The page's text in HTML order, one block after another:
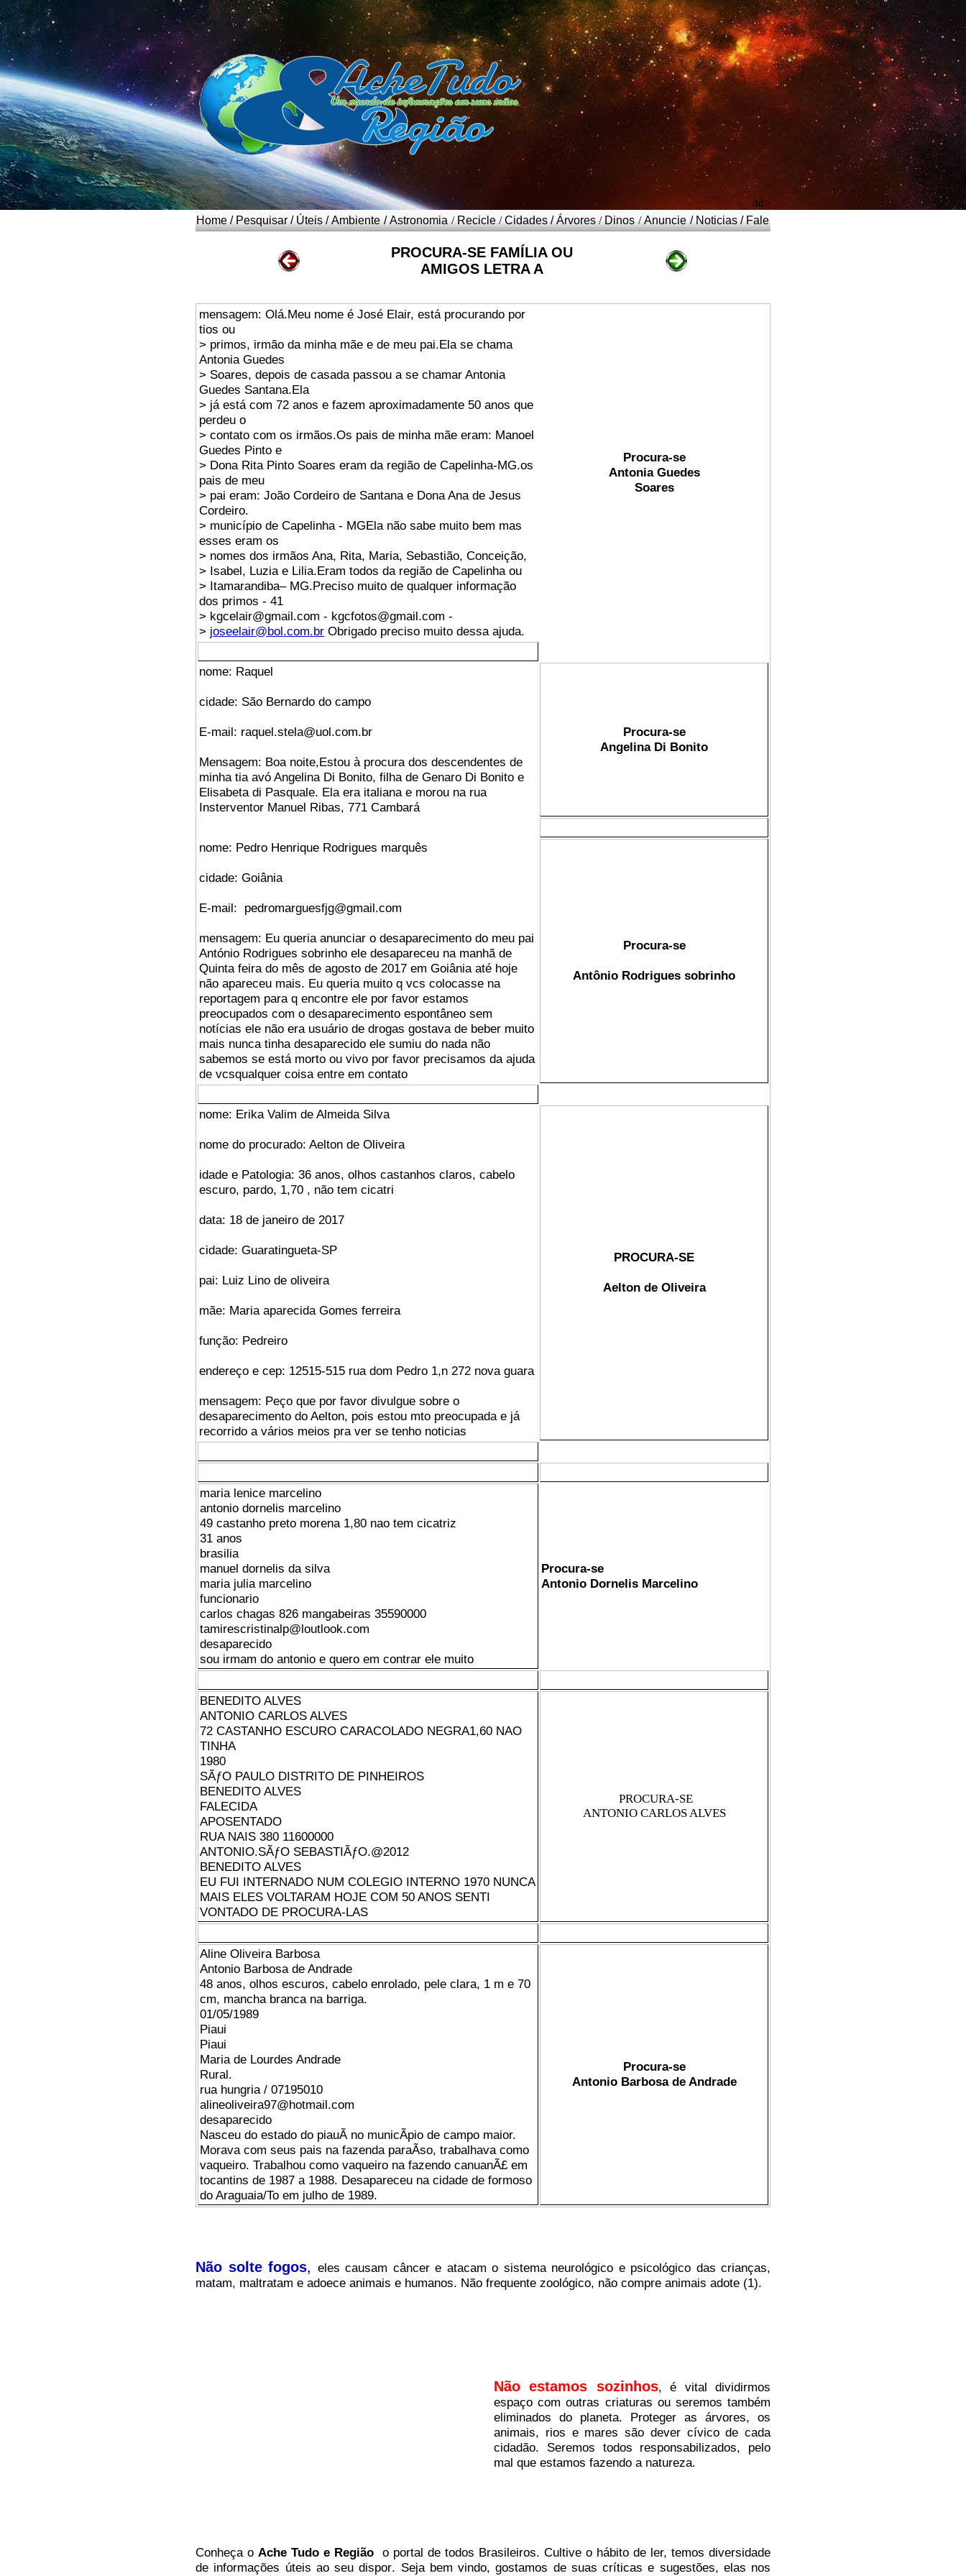
/td>
Home / Pesquisar / Úteis /Ambiente /Astronomia / Recicle /Cidades /Árvores / Dinos /Anuncie / Noticias / Fale
PROCURA-SE FAMÍLIA OU
AMIGOS LETRA A
mensagem: Olá.Meu nome é José Elair, está procurando por
tios ou
> primos, irmão da minha mãe e de meu pai.Ela se chama
Antonia Guedes
> Soares, depois de casada passou a se chamar Antonia
Guedes Santana.Ela
> já está com 72 anos e fazem aproximadamente 50 anos que
perdeu o
> contato com os irmãos.Os pais de minha mãe eram: Manoel
Guedes Pinto e
> Dona Rita Pinto Soares eram da região de Capelinha-MG.os
pais de meu
> pai eram: João Cordeiro de Santana e Dona Ana de Jesus
Cordeiro.
> município de Capelinha - MGEla não sabe muito bem mas
esses eram os
> nomes dos irmãos Ana, Rita, Maria, Sebastião, Conceição,
> Isabel, Luzia e Lilia.Eram todos da região de Capelinha ou
> Itamarandiba– MG.Preciso muito de qualquer informação
dos primos - 41
> kgcelair@gmail.com - kgcfotos@gmail.com -
> joseelair@bol.com.br Obrigado preciso muito dessa ajuda.
Procura-se
Antonia Guedes
Soares
nome: Raquel
cidade: São Bernardo do campo
E-mail: raquel.stela@uol.com.br
Mensagem: Boa noite,Estou à procura dos descendentes de
minha tia avó Angelina Di Bonito, filha de Genaro Di Bonito e
Elisabeta di Pasquale. Ela era italiana e morou na rua
Insterventor Manuel Ribas, 771 Cambará
Procura-se
Angelina Di Bonito
nome: Pedro Henrique Rodrigues marquês
cidade: Goiânia
E-mail: pedromarguesfjg@gmail.com
mensagem: Eu queria anunciar o desaparecimento do meu pai
António Rodrigues sobrinho ele desapareceu na manhã de
Quinta feira do mês de agosto de 2017 em Goiânia até hoje
não apareceu mais. Eu queria muito q vcs colocasse na
reportagem para q encontre ele por favor estamos
preocupados com o desaparecimento espontâneo sem
notícias ele não era usuário de drogas gostava de beber muito
mais nunca tinha desaparecido ele sumiu do nada não
sabemos se está morto ou vivo por favor precisamos da ajuda
de vcsqualquer coisa entre em contato
Procura-se
Antônio Rodrigues sobrinho
nome: Erika Valim de Almeida Silva
nome do procurado: Aelton de Oliveira
idade e Patologia: 36 anos, olhos castanhos claros, cabelo
escuro, pardo, 1,70 , não tem cicatri
data: 18 de janeiro de 2017
cidade: Guaratingueta-SP
pai: Luiz Lino de oliveira
mãe: Maria aparecida Gomes ferreira
função: Pedreiro
endereço e cep: 12515-515 rua dom Pedro 1,n 272 nova guara
mensagem: Peço que por favor divulgue sobre o
desaparecimento do Aelton, pois estou mto preocupada e já
recorrido a vários meios pra ver se tenho noticias
PROCURA-SE
Aelton de Oliveira
maria lenice marcelino
antonio dornelis marcelino
49 castanho preto morena 1,80 nao tem cicatriz
31 anos
brasilia
manuel dornelis da silva
maria julia marcelino
funcionario
carlos chagas 826 mangabeiras 35590000
tamirescristinalp@loutlook.com
desaparecido
sou irmam do antonio e quero em contrar ele muito
Procura-se
Antonio Dornelis Marcelino
BENEDITO ALVES
ANTONIO CARLOS ALVES
72 CASTANHO ESCURO CARACOLADO NEGRA1,60 NAO
TINHA
1980
SÃƒO PAULO DISTRITO DE PINHEIROS
BENEDITO ALVES
FALECIDA
APOSENTADO
RUA NAIS 380 11600000
ANTONIO.SÃƒO SEBASTIÃƒO.@2012
BENEDITO ALVES
EU FUI INTERNADO NUM COLEGIO INTERNO 1970 NUNCA
MAIS ELES VOLTARAM HOJE COM 50 ANOS SENTI
VONTADO DE PROCURA-LAS
PROCURA-SE
ANTONIO CARLOS ALVES
Aline Oliveira Barbosa
Antonio Barbosa de Andrade
48 anos, olhos escuros, cabelo enrolado, pele clara, 1 m e 70
cm, mancha branca na barriga.
01/05/1989
Piaui­
Piaui­
Maria de Lourdes Andrade
Rural.
rua hungria / 07195010
alineoliveira97@hotmail.com
desaparecido
Nasceu do estado do piauÃ­ no municÃ­pio de campo maior.
Morava com seus pais na fazenda paraÃ­so, trabalhava como
vaqueiro. Trabalhou como vaqueiro na fazendo canuanÃ£ em
tocantins de 1987 a 1988. Desapareceu na cidade de formoso
do Araguaia/To em julho de 1989.
Procura-se
Antonio Barbosa de Andrade
Não solte fogos, eles causam câncer e atacam o sistema neurológico e psicológico das crianças,
matam, maltratam e adoece animais e humanos. Não frequente zoológico, não compre animais adote (1).
Não estamos sozinhos, é vital dividirmos
espaço com outras criaturas ou seremos também
eliminados do planeta. Proteger as árvores, os
animais, rios e mares são dever cívico de cada
cidadão. Seremos todos responsabilizados, pelo
mal que estamos fazendo a natureza.
Conheçao Ache Tudo e Região o portal de todos Brasileiros. Cultive o hábito de ler, temos diversidade
de informações úteis ao seu dispor. Seja bem vindo, gostamos de suas críticas e sugestões, elas nos